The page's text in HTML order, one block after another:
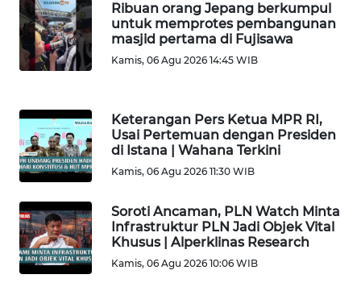
Ribuan orang Jepang berkumpul
untuk memprotes pembangunan
masjid pertama di Fujisawa
Kamis, 06 Agu 2026 14:45 WIB
Keterangan Pers Ketua MPR RI,
Usai Pertemuan dengan Presiden
di Istana | Wahana Terkini
Kamis, 06 Agu 2026 11:30 WIB
Soroti Ancaman, PLN Watch Minta
Infrastruktur PLN Jadi Objek Vital
Khusus | Alperklinas Research
Kamis, 06 Agu 2026 10:06 WIB
Wahana
News
Regional
SUMUT
WN
JAKARTA
WN
JABAR
WN